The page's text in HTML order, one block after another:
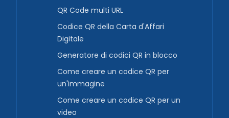
QR Code multi URL
Codice QR della Carta d'Affari
Digitale
Generatore di codici QR in blocco
Come creare un codice QR per
un'immagine
Come creare un codice QR per un
video